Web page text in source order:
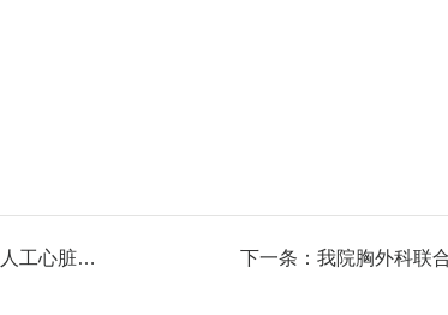
上一条：急性心梗、心脏骤停超过1个小时 我院多学科接力抢救 人工心脏助36...